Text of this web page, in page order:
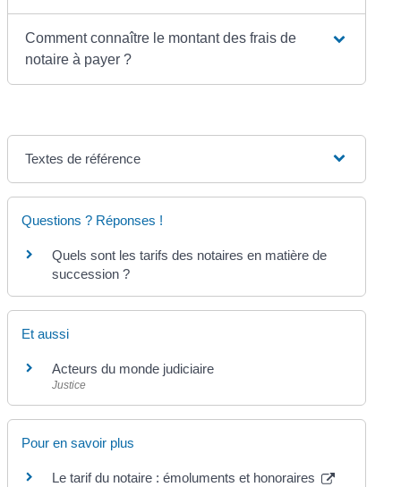
Comment connaître le montant des frais de
notaire à payer ?
Textes de référence
Questions ? Réponses !
Quels sont les tarifs des notaires en matière de
succession ?
Et aussi
Acteurs du monde judiciaire
Justice
Pour en savoir plus
Le tarif du notaire : émoluments et honoraires